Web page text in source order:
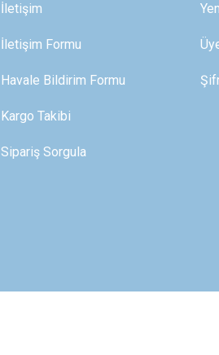
Gönder
İletişim
İletişim Formu
Havale Bildirim Formu
Kargo Takibi
Sipariş Sorgula